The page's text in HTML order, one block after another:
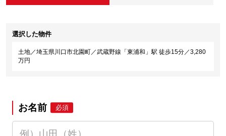
選択した物件
土地／埼玉県川口市北園町／武蔵野線「東浦和」駅 徒歩15分／3,280
万円
お名前 必須